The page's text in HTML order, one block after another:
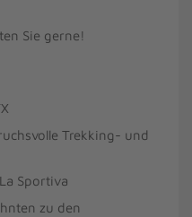
Sie gerne!
Trekking- und
Sportiva
zu den